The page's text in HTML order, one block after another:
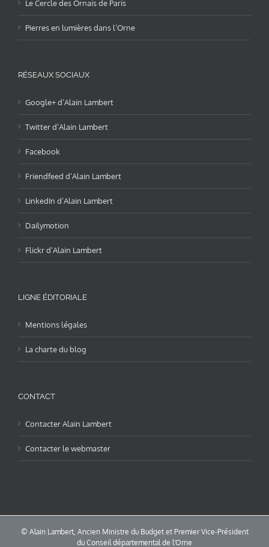
Le Cercle des Ornais de Paris
Pierres en lumières dans l’Orne
RÉSEAUX SOCIAUX
Google+ d’Alain Lambert
Twitter d’Alain Lambert
Facebook
Friendfeed d’Alain Lambert
LinkedIn d’Alain Lambert
Dailymotion
Flickr d’Alain Lambert
LIGNE ÉDITORIALE
Mentions légales
La charte du blog
CONTACT
Contacter Alain Lambert
Contacter le webmaster
© Alain Lambert, Ancien Ministre du Budget et Premier Vice-Président
du Conseil départemental de l'Orne